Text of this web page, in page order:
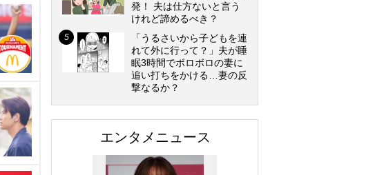
発！ 夫は仕方ないと言う
けれど諦めるべき？
「うるさいから子どもを連
れて外に行って？」夫が睡
眠3時間でボロボロの妻に
追い打ちをかける…妻の反
撃なるか？
エンタメニュース